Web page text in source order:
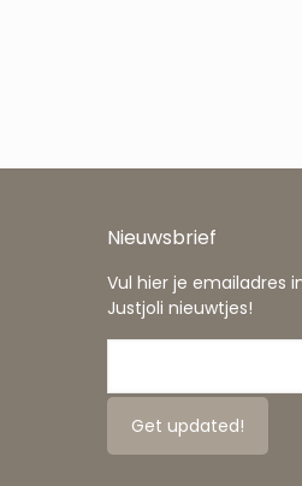
Nieuwsbrief
Vul hier je emailadres
Justjoli nieuwtjes!